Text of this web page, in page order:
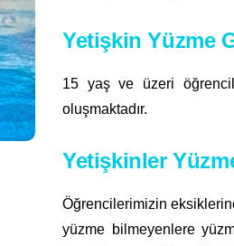
Yetişkin Yüzme
15 yaş ve üzeri
oluşmaktadır.
Yetişkinler
Öğrencilerimizin
yüzme bilmeyenlere